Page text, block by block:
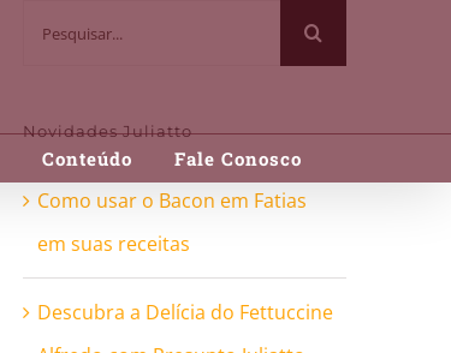
Conteúdo Fale Conosco
Novidades Juliatto
Como usar o Bacon em Fatias
em suas receitas
Descubra a Delícia do Fettuccine